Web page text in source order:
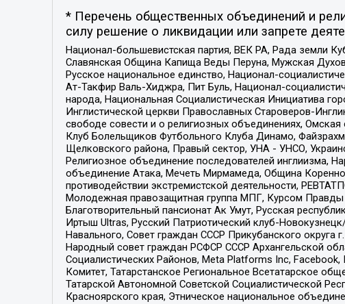
* Перечень общественных объединений и
силу решение о ликвидации или запрете
Национал-большевистская партия, ВЕК РА, Рада земли
Славянская Община Капища Веды Перуна, Мужская
Русское национальное единство, Национал-
Ат-Такфир Валь-Хиджра, Пит Буль, Национал-
народа, Национальная Социалистическая Инициатива
Инглистической церкви Православных Староверов-
свободе совести и о религиозных объединениях,
Клуб Болельщиков Футбольного Клуба Динамо,
Щелковского района, Правый сектор, УНА - УНСО,
Религиозное объединение последователей инглиизма,
объединение Атака, Мечеть Мирмамеда, Община
противодействии экстремистской деятельности,
Молодежная правозащитная группа МПГ, Курсом Правды
Благотворительный пансионат Ак Умут, Русская
Иртыш Ultras, Русский Патриотический клуб-
Навального, Совет граждан СССР Прикубанского
Народный совет граждан РСФСР СССР Архангельской
Социалистических Районов, Meta Platforms Inc,
Комитет, Татарстанское Региональное Всетатарское
Татарской Автономной Советской Социалистической
Красноярского края, Этническое национальное